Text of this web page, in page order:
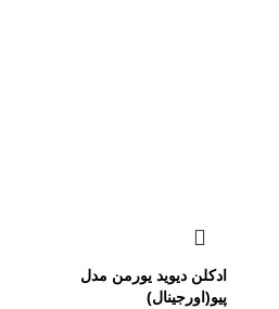
ادکلن دیوید یورمن مدل
پیو(اورجینال)